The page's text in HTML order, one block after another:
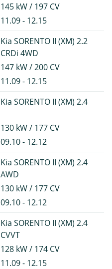
145 kW / 197 CV
11.09 - 12.15
Kia SORENTO II (XM) 2.2
CRDi 4WD
147 kW / 200 CV
11.09 - 12.15
Kia SORENTO II (XM) 2.4
130 kW / 177 CV
09.10 - 12.12
Kia SORENTO II (XM) 2.4
AWD
130 kW / 177 CV
09.10 - 12.12
Kia SORENTO II (XM) 2.4
CVVT
128 kW / 174 CV
11.09 - 12.15